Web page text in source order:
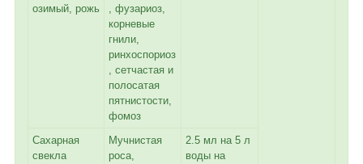
озимый, рожь
, фузариоз,
корневые
гнили,
ринхоспориоз
, сетчастая и
полосатая
пятнистости,
фомоз
Сахарная
свекла
Мучнистая
роса,
2.5 мл на 5 л
воды на